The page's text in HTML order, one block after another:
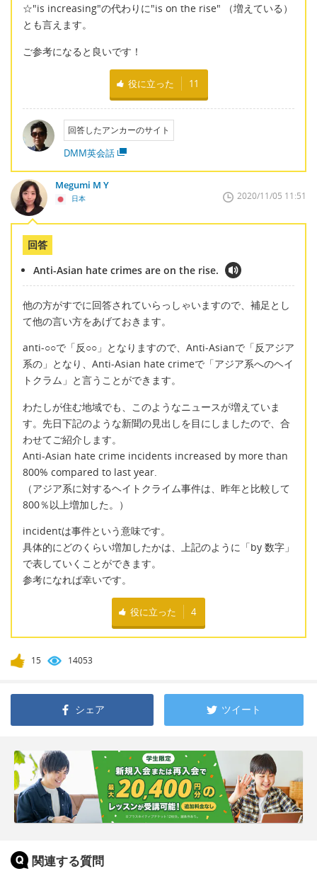
☆"is increasing"の代わりに"is on the rise" （増えている）
とも言えます。
ご参考になると良いです！
役に立った 11
回答したアンカーのサイト
DMM英会話
Megumi M Y
日本 2020/11/05 11:51
回答
Anti-Asian hate crimes are on the rise.
他の方がすでに回答されていらっしゃいますので、補足とし
て他の言い方をあげておきます。
anti-○○で「反○○」となりますので、Anti-Asianで「反アジア
系の」となり、Anti-Asian hate crimeで「アジア系へのヘイ
トクラム」と言うことができます。
わたしが住む地域でも、このようなニュースが増えていま
す。先日下記のような新聞の見出しを目にしましたので、合
わせてご紹介します。
Anti-Asian hate crime incidents increased by more than
800% compared to last year.
（アジア系に対するヘイトクライム事件は、昨年と比較して
800％以上増加した。）
incidentは事件という意味です。
具体的にどのくらい増加したかは、上記のように「by 数字」
で表していくことができます。
参考になれば幸いです。
役に立った 4
15 14053
シェア ツイート
関連する質問